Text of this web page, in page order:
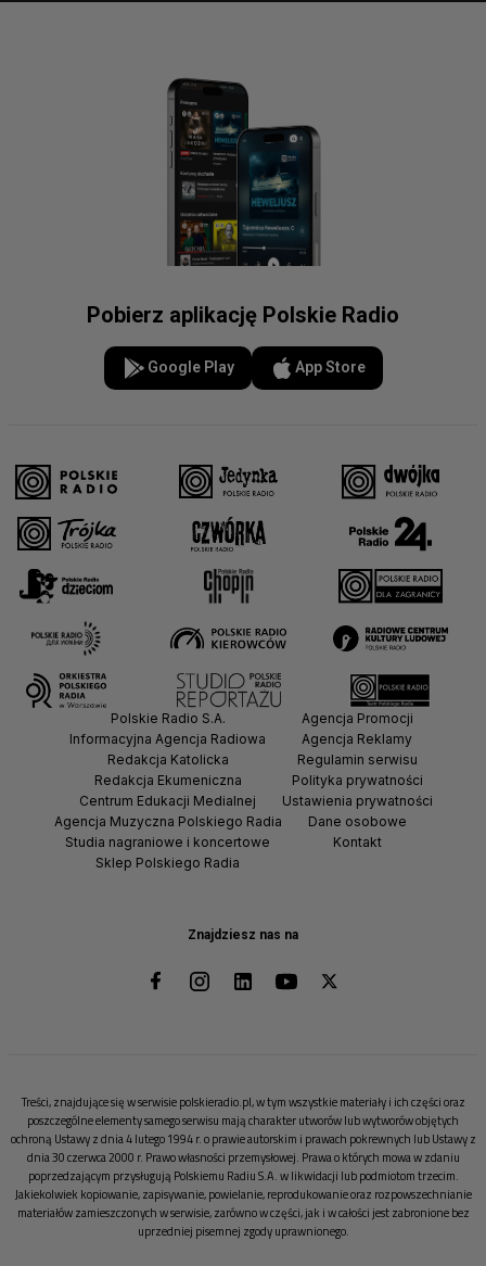
Pobierz aplikację Polskie Radio
Google Play App Store
Znajdziesz nas na
Polskie Radio S.A.
Informacyjna Agencja Radiowa
Redakcja Katolicka
Redakcja Ekumeniczna
Centrum Edukacji Medialnej
Agencja Muzyczna Polskiego Radia
Studia nagraniowe i koncertowe
Sklep Polskiego Radia
Agencja Promocji
Agencja Reklamy
Regulamin serwisu
Polityka prywatności
Ustawienia prywatności
Dane osobowe
Kontakt
Treści, znajdujące się w serwisie polskieradio.pl, w tym wszystkie materiały i ich części oraz
poszczególne elementy samego serwisu mają charakter utworów lub wytworów objętych
ochroną Ustawy z dnia 4 lutego 1994 r. o prawie autorskim i prawach pokrewnych lub Ustawy z
dnia 30 czerwca 2000 r. Prawo własności przemysłowej. Prawa o których mowa w zdaniu
poprzedzającym przysługują Polskiemu Radiu S.A. w likwidacji lub podmiotom trzecim.
Jakiekolwiek kopiowanie, zapisywanie, powielanie, reprodukowanie oraz rozpowszechnianie
materiałów zamieszczonych w serwisie, zarówno w części, jak i w całości jest zabronione bez
uprzedniej pisemnej zgody uprawnionego.